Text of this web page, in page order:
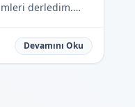
derledim.
Devamını Oku